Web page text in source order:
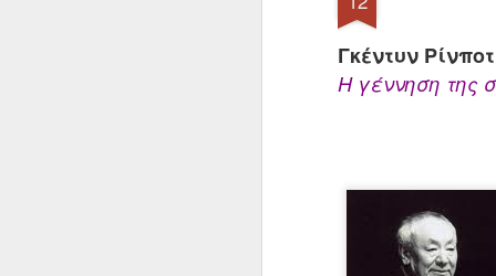
Γκέντυν
Η γέννηση της